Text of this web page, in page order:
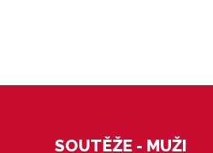
SOUTĚŽE - MUŽI